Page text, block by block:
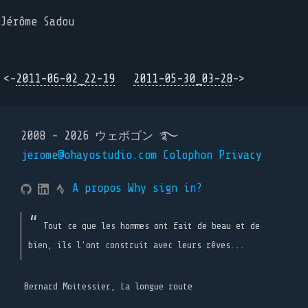
Jérôme Sadou
<-2011-06-02_22-19 2011-05-30_03-28->
2008 - 2026 ウェボゴン ࿐
jerome@ohayostudio.com Colophon Privacy
A propos Why sign in?
Tout ce que les hommes ont fait de beau et de
bien, ils l'ont construit avec leurs rêves...
Bernard Moitessier, La longue route